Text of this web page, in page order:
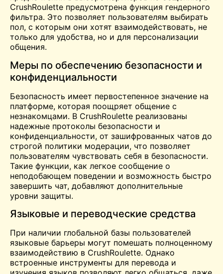
CrushRoulette предусмотрена функция гендерного
фильтра. Это позволяет пользователям выбирать
пол, с которым они хотят взаимодействовать, не
только для удобства, но и для персонализации
общения.
Меры по обеспечению безопасности и
конфиденциальности
Безопасность имеет первостепенное значение на
платформе, которая поощряет общение с
незнакомцами. В CrushRoulette реализованы
надежные протоколы безопасности и
конфиденциальности, от зашифрованных чатов до
строгой политики модерации, что позволяет
пользователям чувствовать себя в безопасности.
Такие функции, как легкое сообщение о
неподобающем поведении и возможность быстро
завершить чат, добавляют дополнительные
уровни защиты.
Языковые и переводческие средства
При наличии глобальной базы пользователей
языковые барьеры могут помешать полноценному
взаимодействию в CrushRoulette. Однако
встроенные инструменты для перевода и